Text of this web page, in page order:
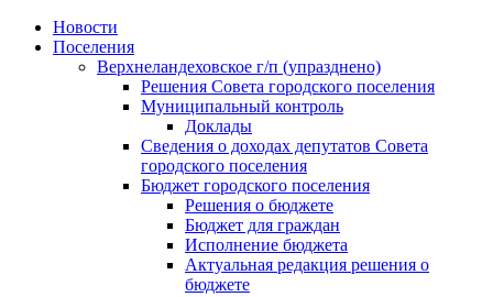
Skip
Новости
Поселения
Верхнеландеховское г/п (упразднено)
Решения Совета городского поселения
Муниципальный контроль
Доклады
Сведения о доходах депутатов Совета
городского поселения
Бюджет городского поселения
Решения о бюджете
Бюджет для граждан
Исполнение бюджета
Актуальная редакция решения о
бюджете